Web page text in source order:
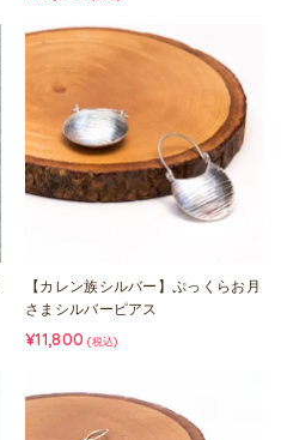
【カレン族シルバー】ぷっくらお月
さまシルバーピアス
¥11,800 (税込)